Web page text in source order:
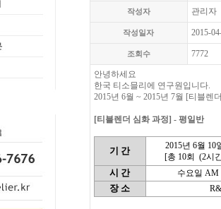
작성자 관리자
작성일자 2015-
조회수 7772
안녕하세요
한국 티소믈리에 연구원입니다.
2015년 6월 ~ 2015년 7월 [티블렌
[티블렌더 심화 과정] - 평일반
기 간
2015년 6월 10
[총 10회
(2시
시 간 수요일 AM
장 소